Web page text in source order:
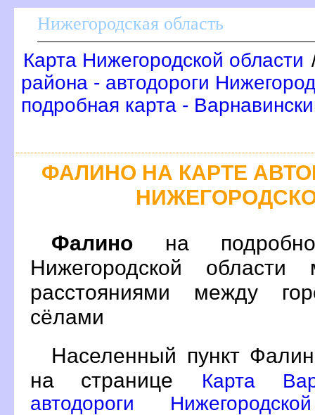
Нижегородская область
Карта Нижегородской области
района - автодороги
подробная карта -
ФАЛИНО НА КАРТЕ
Фалино на
Нижегородской
расстояниями между
сёлами
Населенный пункт
на странице
Карта
автодороги